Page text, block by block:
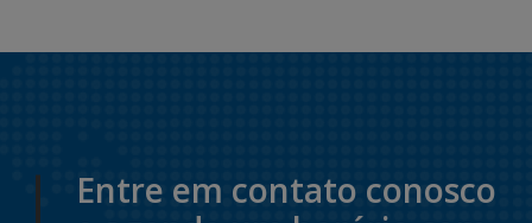
Entre em contato conosco